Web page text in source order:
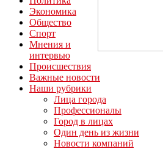
Экономика
Общество
Спорт
Мнения и
интервью
Происшествия
Важные новости
Наши рубрики
Лица города
Профессионалы
Город в лицах
Один день из жизни
Новости компаний